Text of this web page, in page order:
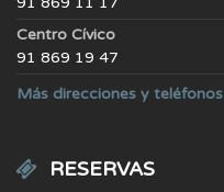
Centro Cívico
91 869 19 47
Más direcciones y teléfonos
RESERVAS